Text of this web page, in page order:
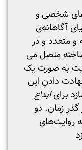
شخصی و
آگاهانه‌‌‌ی
و متعدد و در
متصل می
به صورت یک
دادنِ این
برایابداع
زمان. دو
روایت‌های